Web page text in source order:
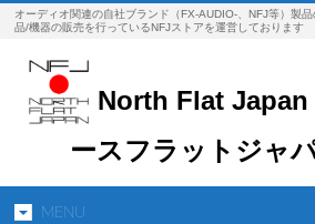
オーディオ関連の自社ブランド（FX-AUDIO-、NFJ等）製
品/機器の販売を行っているNFJストアを運営しております
North Flat Japan
ースフラットジャパ
MENU